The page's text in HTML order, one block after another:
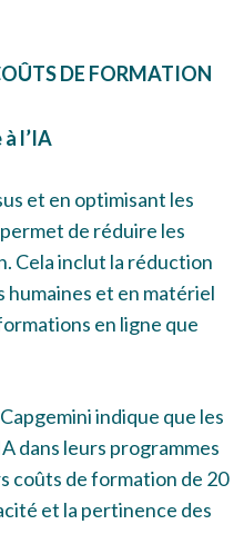
DE FORMATION
l’IA
et en optimisant les
de réduire les
Cela inclut la réduction
humaines et en matériel
en ligne que
indique que les
dans leurs programmes
coûts de formation de 20
et la pertinence des